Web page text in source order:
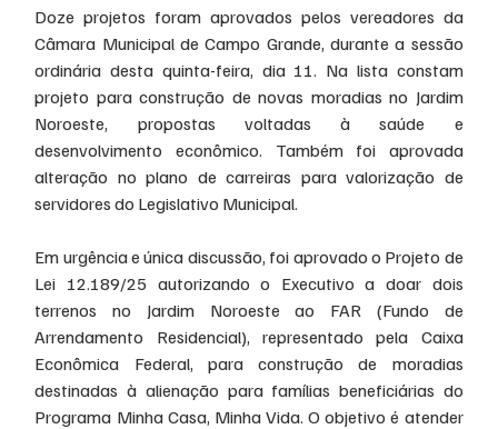
Doze projetos foram aprovados pelos vereadores da
Câmara Municipal de Campo Grande, durante a sessão
ordinária desta quinta-feira, dia 11. Na lista constam
projeto para construção de novas moradias no Jardim
Noroeste, propostas voltadas à saúde e
desenvolvimento econômico. Também foi aprovada
alteração no plano de carreiras para valorização de
servidores do Legislativo Municipal.
Em urgência e única discussão, foi aprovado o Projeto de
Lei 12.189/25 autorizando o Executivo a doar dois
terrenos no Jardim Noroeste ao FAR (Fundo de
Arrendamento Residencial), representado pela Caixa
Econômica Federal, para construção de moradias
destinadas à alienação para famílias beneficiárias do
Programa Minha Casa, Minha Vida. O objetivo é atender